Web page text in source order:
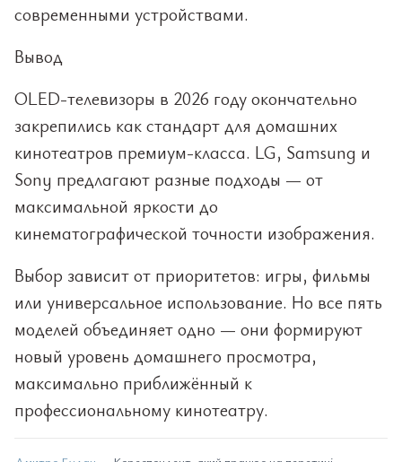
современными устройствами.
Вывод
OLED-телевизоры в 2026 году окончательно
закрепились как стандарт для домашних
кинотеатров премиум-класса. LG, Samsung и
Sony предлагают разные подходы — от
максимальной яркости до
кинематографической точности изображения.
Выбор зависит от приоритетов: игры, фильмы
или универсальное использование. Но все пять
моделей объединяет одно — они формируют
новый уровень домашнего просмотра,
максимально приближённый к
профессиональному кинотеатру.